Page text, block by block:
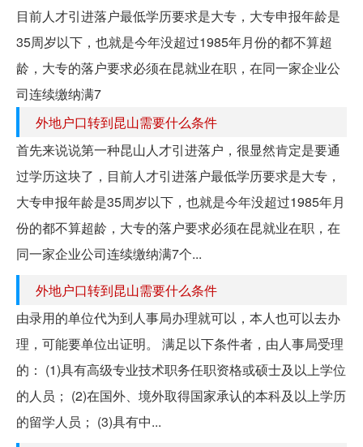
目前人才引进落户最低学历要求是大专，大专申报年龄是
35周岁以下，也就是今年没超过1985年月份的都不算超
龄，大专的落户要求必须在昆就业在职，在同一家企业公
司连续缴纳满7
外地户口转到昆山需要什么条件
首先来说说第一种昆山人才引进落户，很显然肯定是要通
过学历这块了，目前人才引进落户最低学历要求是大专，
大专申报年龄是35周岁以下，也就是今年没超过1985年月
份的都不算超龄，大专的落户要求必须在昆就业在职，在
同一家企业公司连续缴纳满7个...
外地户口转到昆山需要什么条件
由录用的单位代为到人事局办理就可以，本人也可以去办
理，可能要单位出证明。 满足以下条件者，由人事局受理
的： (1)具有高级专业技术职务任职资格或硕士及以上学位
的人员； (2)在国外、境外取得国家承认的本科及以上学历
的留学人员； (3)具有中...